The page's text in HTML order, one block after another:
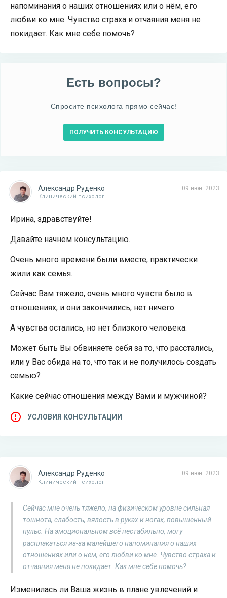
напоминания о наших отношениях или о нём, его
любви ко мне. Чувство страха и отчаяния меня не
покидает. Как мне себе помочь?
Есть вопросы?
Спросите психолога прямо сейчас!
ПОЛУЧИТЬ КОНСУЛЬТАЦИЮ
09 июн. 2023
Александр Руденко
Клинический психолог
Ирина, здравствуйте!
Давайте начнем консультацию.
Очень много времени были вместе, практически
жили как семья.
Сейчас Вам тяжело, очень много чувств было в
отношениях, и они закончились, нет ничего.
А чувства остались, но нет близкого человека.
Может быть Вы обвиняете себя за то, что расстались,
или у Вас обида на то, что так и не получилось создать
семью?
Какие сейчас отношения между Вами и мужчиной?
УСЛОВИЯ КОНСУЛЬТАЦИИ
09 июн. 2023
Александр Руденко
Клинический психолог
Сейчас мне очень тяжело, на физическом уровне сильная
тошнота, слабость, вялость в руках и ногах, повышенный
пульс. На эмоциональном всё нестабильно, могу
расплакаться из-за малейшего напоминания о наших
отношениях или о нём, его любви ко мне. Чувство страха и
отчаяния меня не покидает. Как мне себе помочь?
Изменилась ли Ваша жизнь в плане увлечений и